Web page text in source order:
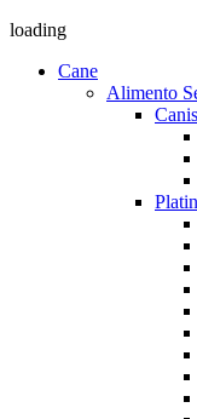
loading
Cane
Alimento